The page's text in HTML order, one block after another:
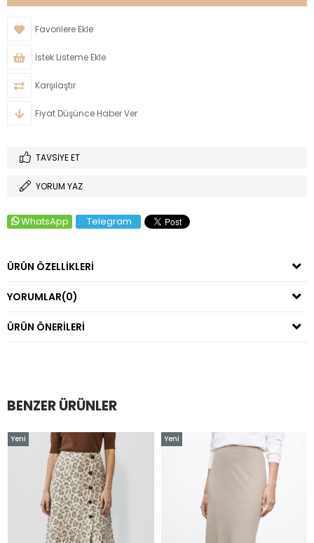
Favorilere Ekle
İstek Listeme Ekle
Karşılaştır
Fiyat Düşünce Haber Ver
TAVSIYE ET
YORUM YAZ
WhatsApp Telegram
ÜRÜN ÖZELLIKLERI
YORUMLAR(0)
ÜRÜN ÖNERILERI
BENZER ÜRÜNLER
Yeni